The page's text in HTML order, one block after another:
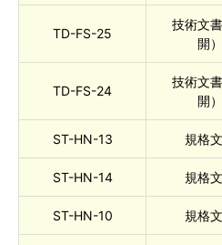
TD-FS-25
技術文
開）
TD-FS-24
技術文
開）
ST-HN-13 規格
ST-HN-14 規格
ST-HN-10 規格